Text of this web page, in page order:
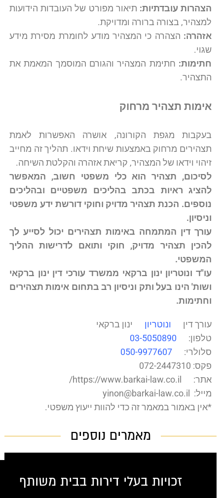
הצהרות עובדתיות: תיאור מפורט של העובדות הידועות
למצהיר, בצורה ברורה ומדויקת.
אזהרה: הצהרה כי המצהיר מודע לחומרת מסירת מידע
שגוי.
חתימות: חתימת המצהיר והגורם המוסמך המאמת את
התצהיר.
אימות תצהיר מרחוק
בעקבות מגפת הקורונה, אושרה האפשרות לאמת
תצהירים מרחוק באמצעות שיחת וידאו. תהליך זה מחייב
זיהוי וידאו של המצהיר, קריאת אזהרה והקלטת השיחה.
לסיכום, תצהיר הוא כלי משפטי חשוב,
המאפשר
להציג ראיות בכתב בהליכים משפטיים ובהליכים
נוספים. הכנת תצהיר מדויק וחוקי דורשת ידע משפטי
וניסיון.
עורך דין המתמחה באימות תצהירים יכול לסייע לך
להכין תצהיר מדויק,
חוקי ותואם לדרישות ההליך
המשפטי.
עו"ד ונוטריון ינון ברקאי ממשרד עורכי דין ינון ברקאי
ושות' הינו בעל ותק וניסיון רב בתחום אימות תצהירים
וחתימות.
עורך דין ונוטריון
ינון ברקאי
טלפון:
03-5050890
סלולרי:
050-9977607
פקס: 072-2447310
אתר:
https://www.barkai-law.co.il/
מייל: yinon@barkai-law.co.il
*אין באמור במאמר זה כדי להוות ייעוץ משפטי.
מאמרים נוספים
זכויות בעלי דירות בבית משותף